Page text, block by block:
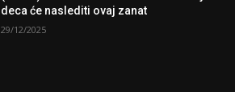
deca će naslediti ovaj zanat
29/12/2025